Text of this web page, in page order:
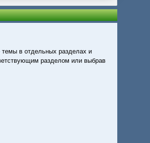
в отдельных разделах и
разделом или выбрав